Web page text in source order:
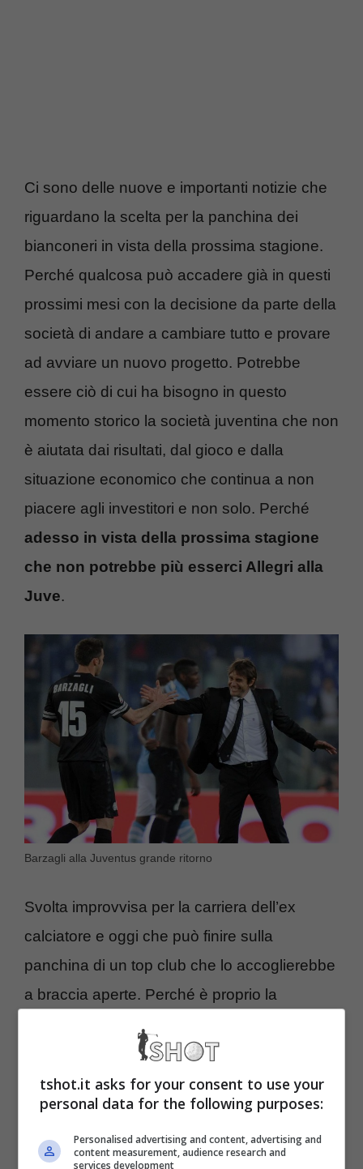
Ci sono delle nuove e importanti notizie che
riguardano la scelta per la panchina dei
bianconeri in vista della prossima stagione.
Perché qualcosa può accadere già in questi
prossimi mesi con la decisione da parte della
società di andare a cambiare tutto e provare
ad avviare un nuovo progetto. Potrebbe
essere ciò di cui ha bisogno in questo
momento storico la società juventina che non
è aiutata dai risultati, dal gioco e dalla
situazione economico che continua a non
piacere agli investitori e non solo. Perché
adesso in vista della prossima stagione
che non potrebbe più esserci Allegri alla
Juve.
Barzagli alla Juventus grande ritorno
Svolta improvvisa per la carriera dell’ex
calciatore e oggi che può finire sulla
panchina di un top club che lo accoglierebbe
a braccia aperte. Perché è proprio la
, ma sotto altre vesti quest’anno
perché sembra difficile che possa avere
subito un’occasione maggiormente per
ambiziosa come quella di qualche anno fa,
tshot.it asks for your consent to use your
personal data for the following purposes:
Personalised advertising and content, advertising and
content measurement, audience research and
services development